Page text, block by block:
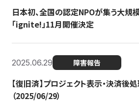
日本初、全国の認定NPOが集う大規
「ignite!」11月開催決定
2025.06.29 障害報告
【復旧済】プロジェクト表示・決済後
（2025/06/29）